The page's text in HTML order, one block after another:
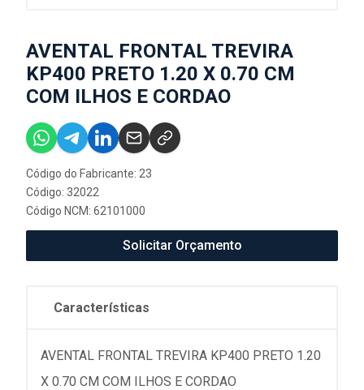
AVENTAL FRONTAL TREVIRA
KP400 PRETO 1.20 X 0.70 CM
COM ILHOS E CORDAO
Código do Fabricante: 23
Código: 32022
Código NCM: 62101000
Solicitar Orçamento
Características
AVENTAL FRONTAL TREVIRA KP400 PRETO 1.20
X 0.70 CM COM ILHOS E CORDAO